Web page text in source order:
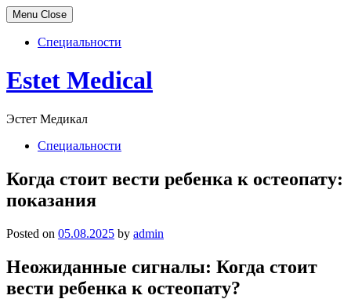
Menu Close
Специальности
Skip
to
Estet Medical
Эстет Медикал
Специальности
Когда стоит вести ребенка к остеопату:
показания
Posted on 05.08.2025 by admin
Неожиданные сигналы: Когда стоит
вести ребенка к остеопату?